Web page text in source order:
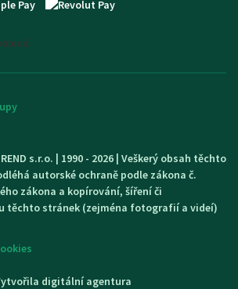
s.r.o. | 1990 - 2026 | Veškerý obsah těchto
autorské ochraně podle zákona č.
zákona a kopírování, šíření či
těchto stránek (zejména fotografií a videí)
digitální agentura